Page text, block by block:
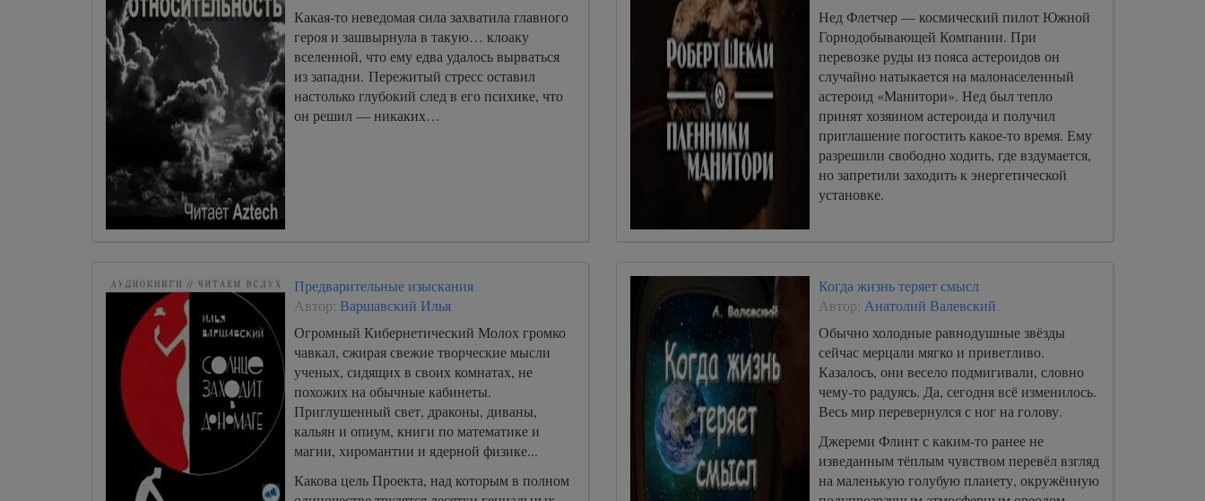
Какая-то неведомая сила захватила главного
героя и зашвырнула в такую… клоаку
вселенной, что ему едва удалось вырваться
из западни. Пережитый стресс оставил
настолько глубокий след в его психике, что
он решил — никаких…
Нед Флетчер — космический пилот Южной
Горнодобывающей Компании. При
перевозке руды из пояса астероидов он
случайно натыкается на малонаселенный
астероид «Манитори». Нед был тепло
принят хозяином астероида и получил
приглашение погостить какое-то время. Ему
разрешили свободно ходить, где вздумается,
но запретили заходить к энергетической
установке.
Предварительные изыскания
Автор: Варшавский Илья
Огромный Кибернетический Молох громко
чавкал, сжирая свежие творческие мысли
ученых, сидящих в своих комнатах, не
похожих на обычные кабинеты.
Приглушенный свет, драконы, диваны,
кальян и опиум, книги по математике и
магии, хиромантии и ядерной физике...
Какова цель Проекта, над которым в полном
Когда жизнь теряет смысл
Автор: Анатолий Валевский
Обычно холодные равнодушные звёзды
сейчас мерцали мягко и приветливо.
Казалось, они весело подмигивали, словно
чему-то радуясь. Да, сегодня всё изменилось.
Весь мир перевернулся с ног на голову.
Джереми Флинт с каким-то ранее не
изведанным тёплым чувством перевёл взгляд
на маленькую голубую планету, окружённую